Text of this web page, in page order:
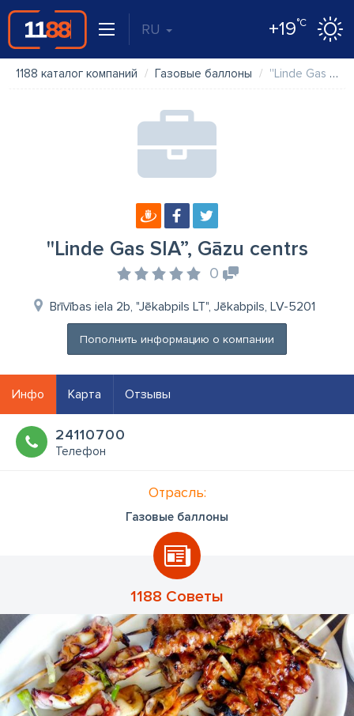
RU +19°C
1188 каталог компаний Газовые баллоны ''Linde Gas SIA”, Gāzu centrs
''Linde Gas SIA”, Gāzu centrs
0
Brīvības iela 2b, "Jēkabpils LT", Jēkabpils, LV-5201
Пополнить информацию о компании
Инфо Карта Отзывы
24110700
Телефон
Отрасль:
Газовые баллоны
1188 Советы